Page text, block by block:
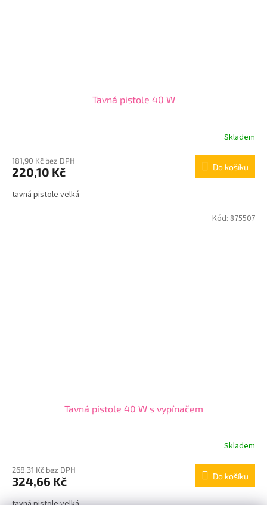
Tavná pistole 40 W
Skladem
181,90 Kč bez DPH
220,10 Kč Do košíku
tavná pistole velká
Tavná pistole 40 W s vypínačem
Skladem
268,31 Kč bez DPH
324,66 Kč Do košíku
Kód: 875507